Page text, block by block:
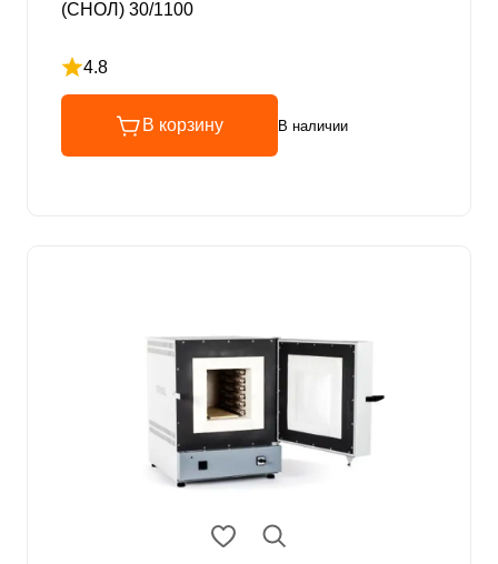
(СНОЛ) 30/1100
4.8
Рейтинг 4.8 из 5
В корзину В наличии